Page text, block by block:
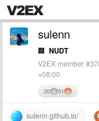
sulenn
🏢 NUDT
V2EX member
+08:00
20 51
sulenn.github.io/